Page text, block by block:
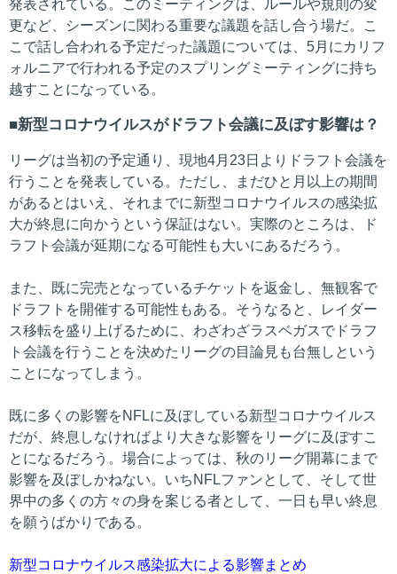
発表されている。このミーティングは、ルールや規則の変
更など、シーズンに関わる重要な議題を話し合う場だ。こ
こで話し合われる予定だった議題については、5月にカリフ
ォルニアで行われる予定のスプリングミーティングに持ち
越すことになっている。
新型コロナウイルスがドラフト会議に及ぼす影響は？
リーグは当初の予定通り、現地4月23日よりドラフト会議を
行うことを発表している。ただし、まだひと月以上の期間
があるとはいえ、それまでに新型コロナウイルスの感染拡
大が終息に向かうという保証はない。実際のところは、ド
ラフト会議が延期になる可能性も大いにあるだろう。
また、既に完売となっているチケットを返金し、無観客で
ドラフトを開催する可能性もある。そうなると、レイダー
ス移転を盛り上げるために、わざわざラスベガスでドラフ
ト会議を行うことを決めたリーグの目論見も台無しという
ことになってしまう。
既に多くの影響をNFLに及ぼしている新型コロナウイルス
だが、終息しなければより大きな影響をリーグに及ぼすこ
とになるだろう。場合によっては、秋のリーグ開幕にまで
影響を及ぼしかねない。いちNFLファンとして、そして世
界中の多くの方々の身を案じる者として、一日も早い終息
を願うばかりである。
新型コロナウイルス感染拡大による影響まとめ